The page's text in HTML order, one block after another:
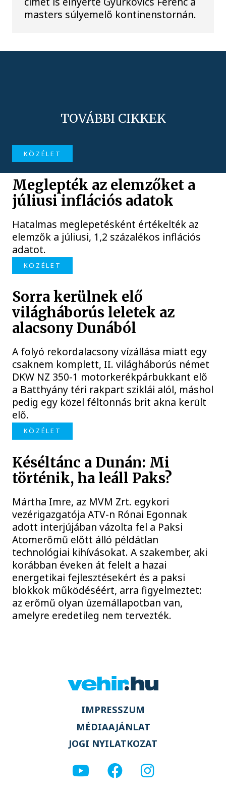
masters súlyemelő kontinenstornán.
TOVÁBBI CIKKEK
KÖZÉLET
Meglepték az elemzőket a
júliusi inflációs adatok
Hatalmas meglepetésként értékelték az
elemzők a júliusi, 1,2 százalékos inflációs
adatot.
KÖZÉLET
Sorra kerülnek elő
világháborús leletek az
alacsony Dunából
A folyó rekordalacsony vízállása miatt egy
csaknem komplett, II. világháborús német
DKW NZ 350-1 motorkerékpárbukkant elő
a Batthyány téri rakpart sziklái alól, máshol
pedig egy közel féltonnás brit akna került
elő.
KÖZÉLET
Késéltánc a Dunán: Mi
történik, ha leáll Paks?
Mártha Imre, az MVM Zrt. egykori
vezérigazgatója ATV-n Rónai Egonnak
adott interjújában vázolta fel a Paksi
Atomerőmű előtt álló példátlan
technológiai kihívásokat. A szakember, aki
korábban éveken át felelt a hazai
energetikai fejlesztésekért és a paksi
blokkok működéséért, arra figyelmeztet:
az erőmű olyan üzemállapotban van,
amelyre eredetileg nem tervezték.
IMPRESSZUM
MÉDIAAJÁNLAT
JOGI NYILATKOZAT